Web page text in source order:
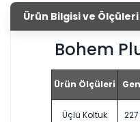
Ürün Bilgisi ve Ölçüleri
Bohem
Ürün Ölçüleri
Üçlü Koltuk